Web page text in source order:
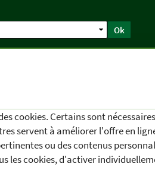
Ok
cookies. Certains sont
servent à améliorer l'offre en
ou des contenus
les cookies, d'activer